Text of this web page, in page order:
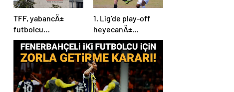
TFF, yabancÄ±
futbolcu
kontenjanÄ±nÄ±
revize etti
1. Lig’de play-off
heyecanÄ±
baÅlÄ±yor!